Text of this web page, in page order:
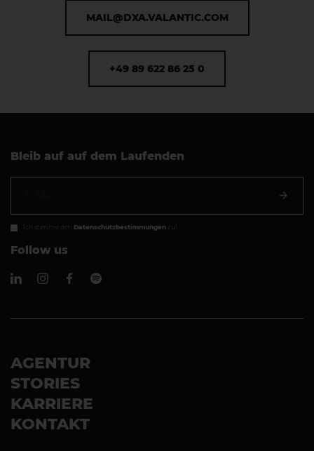
MAIL@DXA.VALANTIC.COM
+49 89 622 86 25 0
Bleib auf auf dem Laufenden
Ich stimme den Datenschutzbestimmungen zu!
Follow us
AGENTUR
STORIES
KARRIERE
KONTAKT